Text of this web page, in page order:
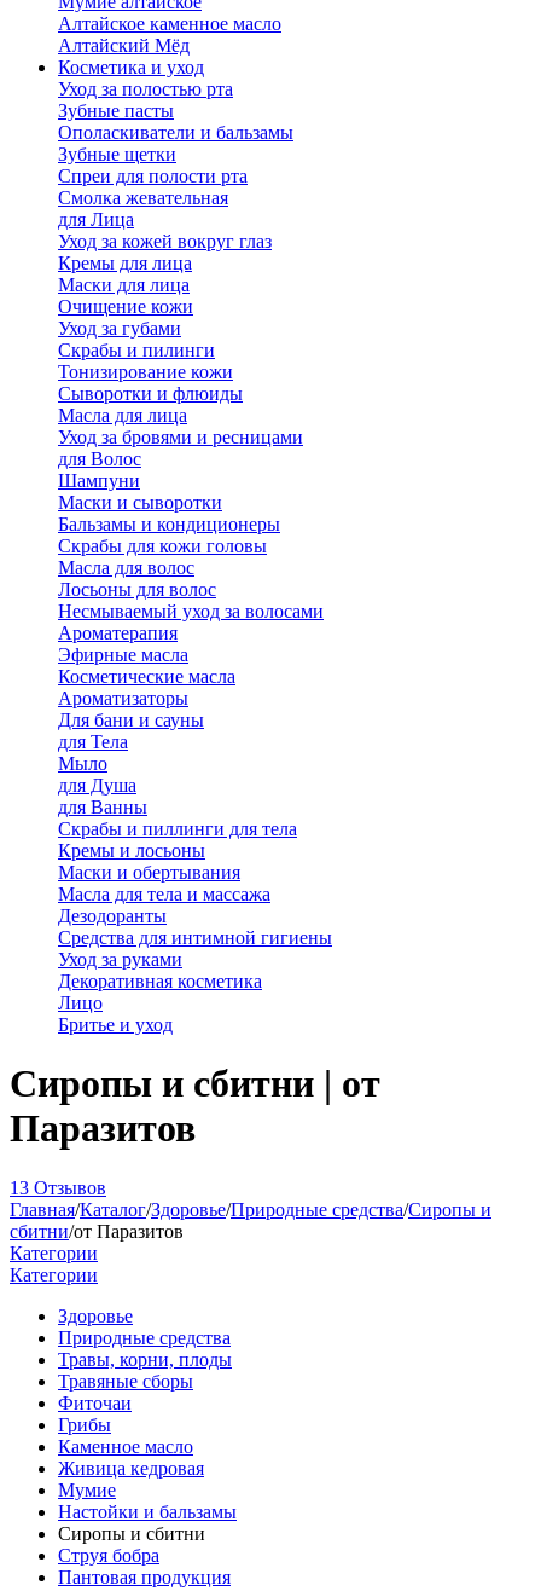
Алтайское каменное масло
Алтайский Мёд
Косметика и уход
Уход за полостью рта
Зубные пасты
Ополаскиватели и бальзамы
Зубные щетки
Спреи для полости рта
Смолка жевательная
для Лица
Уход за кожей вокруг глаз
Кремы для лица
Маски для лица
Очищение кожи
Уход за губами
Скрабы и пилинги
Тонизирование кожи
Сыворотки и флюиды
Масла для лица
Уход за бровями и ресницами
для Волос
Шампуни
Маски и сыворотки
Бальзамы и кондиционеры
Скрабы для кожи головы
Масла для волос
Лосьоны для волос
Несмываемый уход за волосами
Ароматерапия
Эфирные масла
Косметические масла
Ароматизаторы
Для бани и сауны
для Тела
Мыло
для Душа
для Ванны
Скрабы и пиллинги для тела
Кремы и лосьоны
Маски и обертывания
Масла для тела и массажа
Дезодоранты
Средства для интимной гигиены
Уход за руками
Декоративная косметика
Лицо
Бритье и уход
Сиропы и сбитни | от
Паразитов
13 Отзывов
Главная/Каталог/Здоровье/Природные средства/Сиропы и
сбитни/от Паразитов
Категории
Категории
Здоровье
Природные средства
Травы, корни, плоды
Травяные сборы
Фиточаи
Грибы
Каменное масло
Живица кедровая
Мумие
Настойки и бальзамы
Сиропы и сбитни
Струя бобра
Пантовая продукция